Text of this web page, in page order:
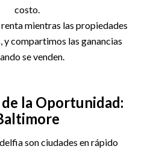
costo.
mientras las propiedades
y compartimos las ganancias
se venden.
la Oportunidad:
son ciudades en rápido